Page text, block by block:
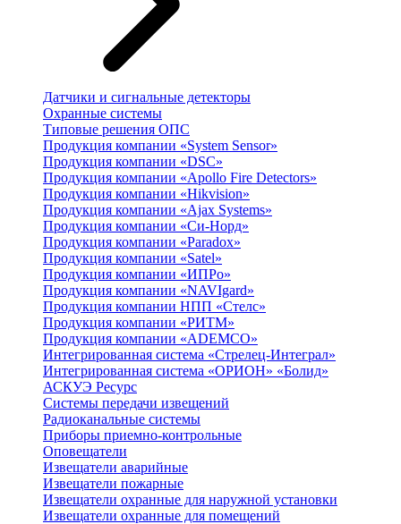
Датчики и сигнальные детекторы
Охранные системы
Типовые решения ОПС
Продукция компании «System Sensor»
Продукция компании «DSC»
Продукция компании «Apollo Fire Detectors»
Продукция компании «Hikvision»
Продукция компании «Ajax Systems»
Продукция компании «Си-Норд»
Продукция компании «Paradox»
Продукция компании «Satel»
Продукция компании «ИПРо»
Продукция компании «NAVIgard»
Продукция компании НПП «Стелс»
Продукция компании «РИТМ»
Продукция компании «ADEMCO»
Интегрированная система «Стрелец-Интеграл»
Интегрированная система «ОРИОН» «Болид»
АСКУЭ Ресурс
Системы передачи извещений
Радиоканальные системы
Приборы приемно-контрольные
Оповещатели
Извещатели аварийные
Извещатели пожарные
Извещатели охранные для наружной установки
Извещатели охранные для помещений